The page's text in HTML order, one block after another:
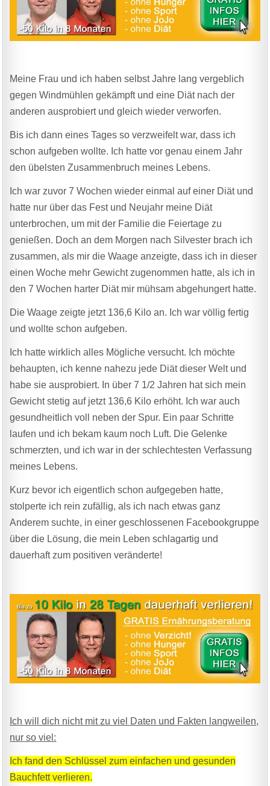
Meine Frau und ich haben selbst Jahre lang vergeblich
gegen Windmühlen gekämpft und eine Diät nach der
anderen ausprobiert und gleich wieder verworfen.
Bis ich dann eines Tages so verzweifelt war, dass ich
schon aufgeben wollte. Ich hatte vor genau einem Jahr
den übelsten Zusammenbruch meines Lebens.
Ich war zuvor 7 Wochen wieder einmal auf einer Diät und
hatte nur über das Fest und Neujahr meine Diät
unterbrochen, um mit der Familie die Feiertage zu
genießen. Doch an dem Morgen nach Silvester brach ich
zusammen, als mir die Waage anzeigte, dass ich in dieser
einen Woche mehr Gewicht zugenommen hatte, als ich in
den 7 Wochen harter Diät mir mühsam abgehungert hatte.
Die Waage zeigte jetzt 136,6 Kilo an. Ich war völlig fertig
und wollte schon aufgeben.
Ich hatte wirklich alles Mögliche versucht. Ich möchte
behaupten, ich kenne nahezu jede Diät dieser Welt und
habe sie ausprobiert. In über 7 1/2 Jahren hat sich mein
Gewicht stetig auf jetzt 136,6 Kilo erhöht. Ich war auch
gesundheitlich voll neben der Spur. Ein paar Schritte
laufen und ich bekam kaum noch Luft. Die Gelenke
schmerzten, und ich war in der schlechtesten Verfassung
meines Lebens.
Kurz bevor ich eigentlich schon aufgegeben hatte,
stolperte ich rein zufällig, als ich nach etwas ganz
Anderem suchte, in einer geschlossenen Facebookgruppe
über die Lösung, die mein Leben schlagartig und
dauerhaft zum positiven veränderte!
Ich will dich nicht mit zu viel Daten und Fakten langweilen,
nur so viel:
Ich fand den Schlüssel zum einfachen und gesunden
Bauchfett verlieren.